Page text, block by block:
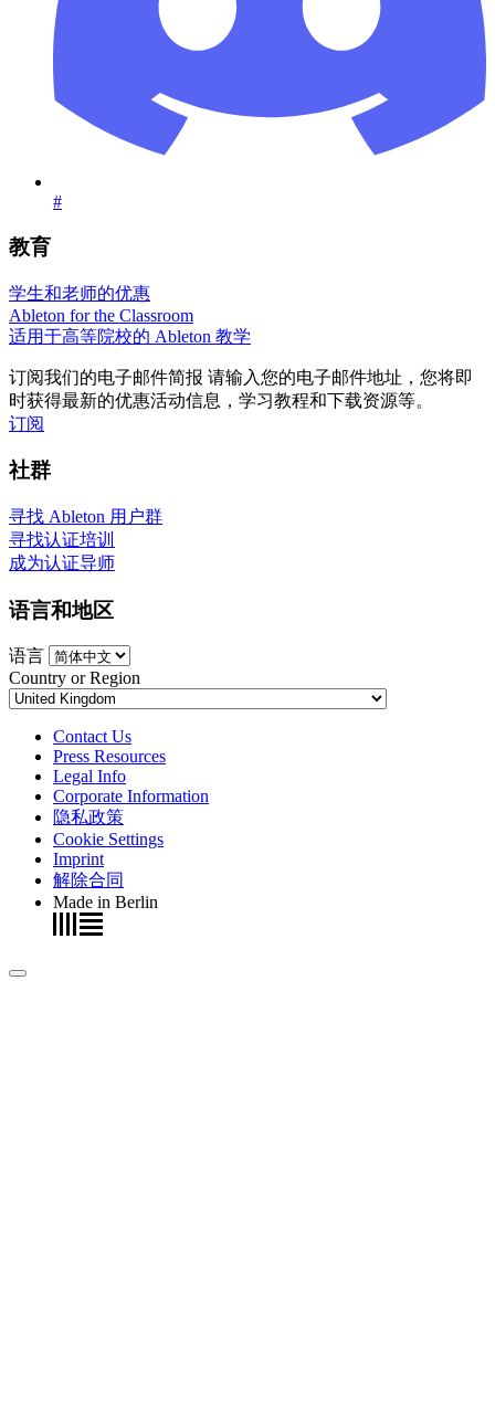
#
教育
学生和老师的优惠
Ableton for the Classroom
适用于高等院校的 Ableton 教学
订阅我们的电子邮件简报 请输入您的电子邮件地址，您将即
时获得最新的优惠活动信息，学习教程和下载资源等。
订阅
社群
寻找 Ableton 用户群
寻找认证培训
成为认证导师
语言和地区
语言
Country or Region
Contact Us
Press Resources
Legal Info
Corporate Information
隐私政策
Cookie Settings
Imprint
解除合同
Made in Berlin